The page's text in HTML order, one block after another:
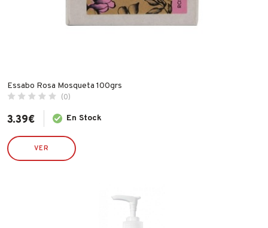
Essabo Rosa Mosqueta 100grs
(0)
3.39€ En Stock
VER